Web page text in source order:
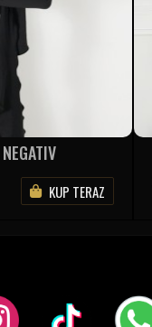
NEGATIV
KUP TERAZ